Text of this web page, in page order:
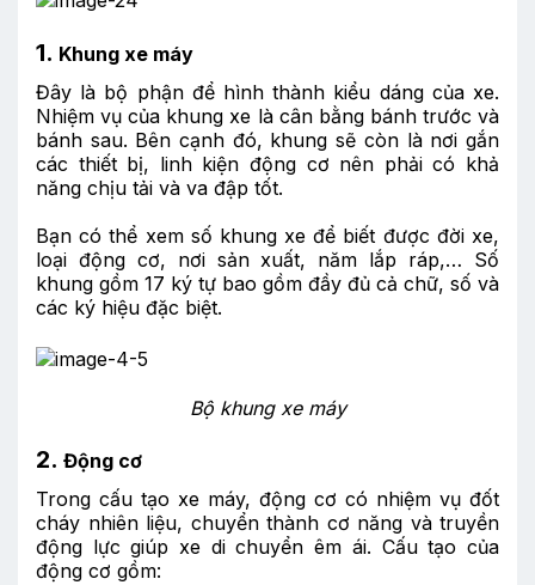
1. Khung xe máy
Đây là bộ phận để hình thành kiểu dáng của xe.
Nhiệm vụ của khung xe là cân bằng bánh trước và
bánh sau. Bên cạnh đó, khung sẽ còn là nơi gắn
các thiết bị, linh kiện động cơ nên phải có khả
năng chịu tải và va đập tốt.
Bạn có thể xem số khung xe để biết được đời xe,
loại động cơ, nơi sản xuất, năm lắp ráp,… Số
khung gồm 17 ký tự bao gồm đầy đủ cả chữ, số và
các ký hiệu đặc biệt.
Bộ khung xe máy
2. Động cơ
Trong cấu tạo xe máy, động cơ có nhiệm vụ đốt
cháy nhiên liệu, chuyển thành cơ năng và truyền
động lực giúp xe di chuyển êm ái. Cấu tạo của
động cơ gồm: